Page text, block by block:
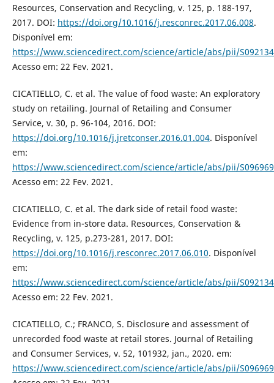
Resources, Conservation and Recycling, v. 125, p. 188-197,
2017. DOI: https://doi.org/10.1016/j.resconrec.2017.06.008.
Disponível em:
https://www.sciencedirect.com/science/article/abs/pii/
Acesso em: 22 Fev. 2021.
CICATIELLO, C. et al. The value of food waste: An exploratory
study on retailing. Journal of Retailing and Consumer
Service, v. 30, p. 96-104, 2016. DOI:
https://doi.org/10.1016/j.jretconser.2016.01.004. Disponível
em:
https://www.sciencedirect.com/science/article/abs/pii/
Acesso em: 22 Fev. 2021.
CICATIELLO, C. et al. The dark side of retail food waste:
Evidence from in-store data. Resources, Conservation &
Recycling, v. 125, p.273-281, 2017. DOI:
https://doi.org/10.1016/j.resconrec.2017.06.010. Disponível
em:
https://www.sciencedirect.com/science/article/abs/pii/
Acesso em: 22 Fev. 2021.
CICATIELLO, C.; FRANCO, S. Disclosure and assessment of
unrecorded food waste at retail stores. Journal of Retailing
and Consumer Services, v. 52, 101932, jan., 2020. em:
https://www.sciencedirect.com/science/article/abs/pii/